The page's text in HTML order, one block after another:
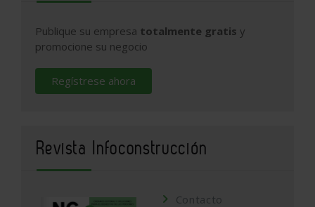
Publique su empresa totalmente gratis y
promocione su negocio
Regístrese ahora
Revista Infoconstrucción
Contacto